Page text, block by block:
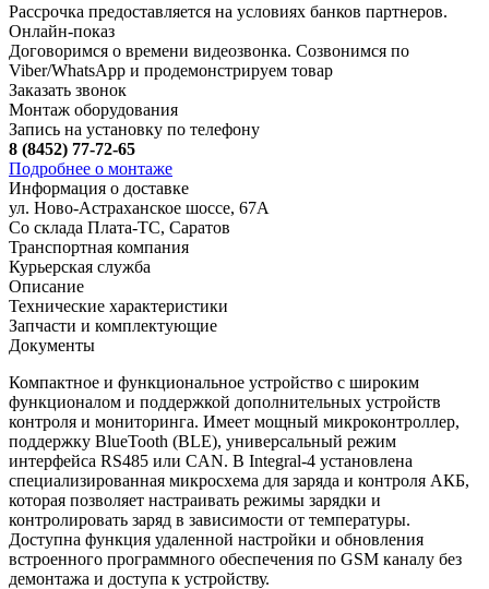
Рассрочка предоставляется на условиях банков партнеров.
Онлайн-показ
Договоримся о времени видеозвонка. Созвонимся по
Viber/WhatsApp и продемонстрируем товар
Заказать звонок
Монтаж оборудования
Запись на установку по телефону
8 (8452) 77-72-65
Подробнее о монтаже
Информация о доставке
ул. Ново-Астраханское шоссе, 67А
Со склада Плата-ТС, Саратов
Транспортная компания
Курьерская служба
Описание
Технические характеристики
Запчасти и комплектующие
Документы
Компактное и функциональное устройство с широким
функционалом и поддержкой дополнительных устройств
контроля и мониторинга. Имеет мощный микроконтроллер,
поддержку BlueTooth (BLE), универсальный режим
интерфейса RS485 или CAN. В Integral-4 установлена
специализированная микросхема для заряда и контроля АКБ,
которая позволяет настраивать режимы зарядки и
контролировать заряд в зависимости от температуры.
Доступна функция удаленной настройки и обновления
встроенного программного обеспечения по GSM каналу без
демонтажа и доступа к устройству.